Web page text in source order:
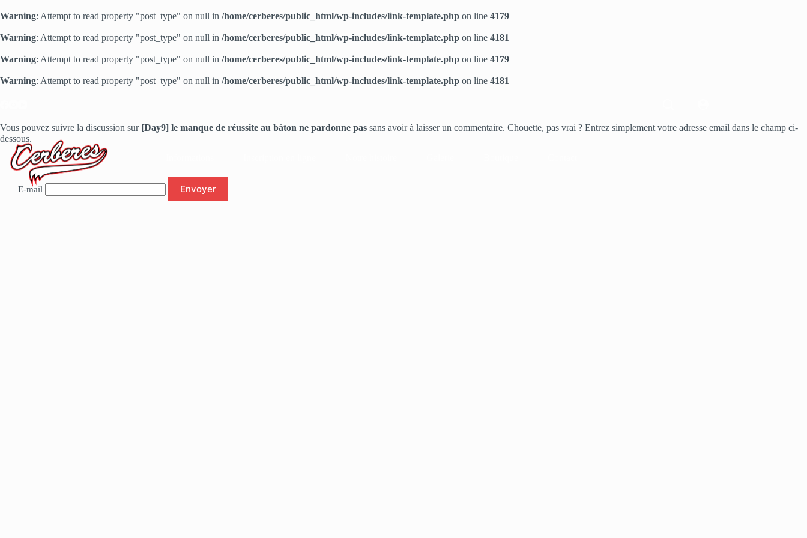
Warning: Attempt to read property "post_type" on null in /home/cerberes/public_html/wp-includes/link-template.php on line 4179
Warning: Attempt to read property "post_type" on null in /home/cerberes/public_html/wp-includes/link-template.php on line 4181
Warning: Attempt to read property "post_type" on null in /home/cerberes/public_html/wp-includes/link-template.php on line 4179
Warning: Attempt to read property "post_type" on null in /home/cerberes/public_html/wp-includes/link-template.php on line 4181
Vous pouvez suivre la discussion sur [Day9] le manque de réussite au bâton ne pardonne pas sans avoir à laisser un commentaire. Chouette, pas vrai ? Entrez simplement votre adresse email dans le champ ci-
dessous.
E-mail